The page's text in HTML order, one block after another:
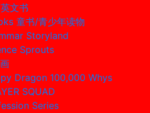
文书
童书/青少年读物
Storyland
Sprouts
Dragon 100,000 Whys
SQUAD
Series